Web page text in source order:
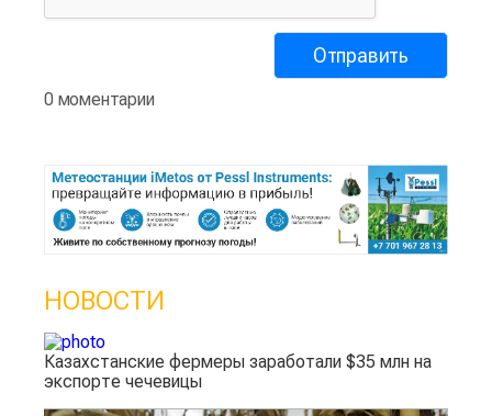
0 моментарии
НОВОСТИ
Казахстанские фермеры заработали $35 млн на
экспорте чечевицы